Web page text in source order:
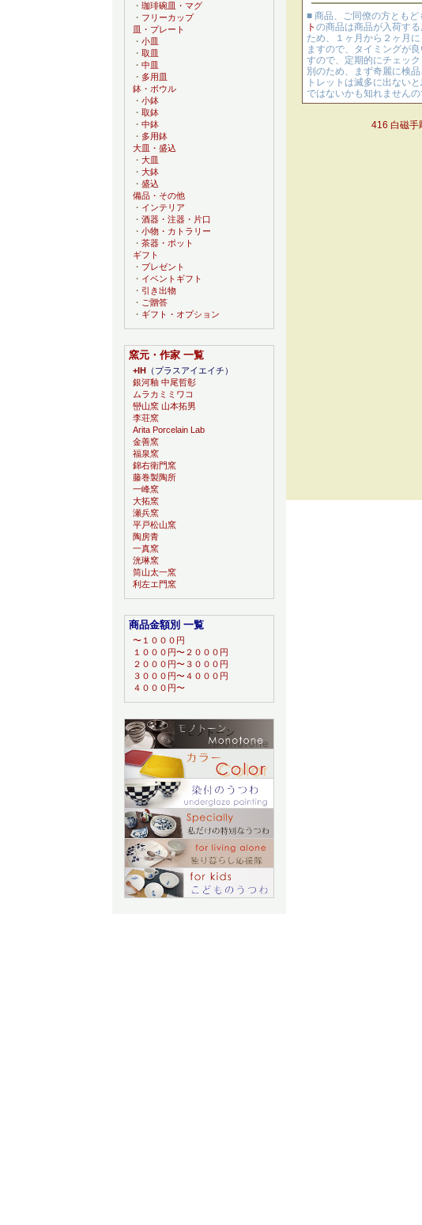
■ 商品、ご同僚の方ともど
ト の商品は商品が入荷す
ため、１ヶ月から２ヶ月
ますので、タイミングが
すので、定期的にチェッ
別のため、まず奇麗に検
トレットは滅多に出ない
ではないかも知れません
416 白磁手
・ 珈琲碗皿・マグ
・ フリーカップ
皿・プレート
・ 小皿
・ 取皿
・ 中皿
・ 多用皿
鉢・ボウル
・ 小鉢
・ 取鉢
・ 中鉢
・ 多用鉢
大皿・盛込
・ 大皿
・ 大鉢
・ 盛込
備品・その他
・ インテリア
・ 酒器・注器・片口
・ 小物・カトラリー
・ 茶器・ポット
ギフト
・ プレゼント
・ イベントギフト
・ 引き出物
・ ご贈答
・ ギフト・オプション
窯元・作家 一覧
+IH
（プラスアイエイチ）
銀河釉 中尾哲彰
ムラカミミワコ
巒山窯 山本拓男
李荘窯
Arita Porcelain Lab
金善窯
福泉窯
錦右衛門窯
藤巻製陶所
一峰窯
大拓窯
瀬兵窯
平戸松山窯
陶房青
一真窯
洸琳窯
筒山太一窯
利左エ門窯
商品金額別 一覧
〜１０００円
１０００円〜２０００円
２０００円〜３０００円
３０００円〜４０００円
４０００円〜